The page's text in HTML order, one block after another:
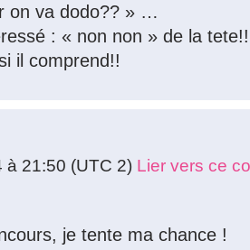
on va dodo?? » …
: « non non » de la
il comprend!!
à 21:50 (UTC 2) Lier vers ce
je tente ma chance !